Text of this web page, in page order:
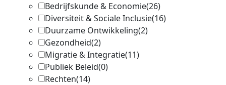
Bedrijfskunde & Economie(26)
Diversiteit & Sociale Inclusie(16)
Duurzame Ontwikkeling(2)
Gezondheid(2)
Migratie & Integratie(11)
Publiek Beleid(0)
Rechten(14)